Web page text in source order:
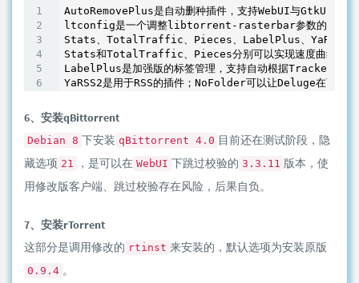
AutoRemovePlus是自动删种插件，支持WebUI与GtkUI。
ltconfig是一个调整libtorrent-rasterbar参数的插件，
Stats、TotalTraffic、Pieces、LabelPlus、YaRSS2、
Stats和TotalTraffic、Pieces分别可以实现速度曲线和流
LabelPlus是加强版的标签管理，支持自动根据Tracker对种
6、安装qBittorrent
Debian 8 下安装 qBittorrent 4.0 目前还在测试阶段，隐
藏选项 21 ，是可以在 WebUI 下跳过校验的 3.3.11 版本，使
用修改版客户端、跳过校验存在风险，后果自负。
7、安装rTorrent
这部分是调用修改的 rtinst 来安装的，默认选项为安装原版
0.9.4 。